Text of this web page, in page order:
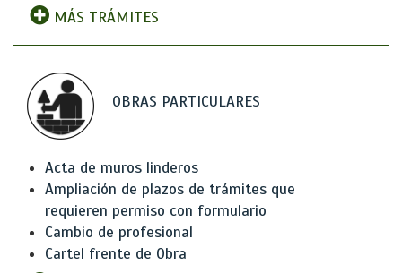
MÁS TRÁMITES
OBRAS PARTICULARES
Acta de muros linderos
Ampliación de plazos de trámites que
requieren permiso con formulario
Cambio de profesional
Cartel frente de Obra